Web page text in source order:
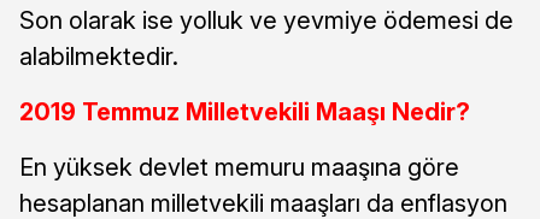
Son olarak ise yolluk ve yevmiye ödemesi de
alabilmektedir.
2019 Temmuz Milletvekili Maaşı Nedir?
En yüksek devlet memuru maaşına göre
hesaplanan milletvekili maaşları da enflasyon